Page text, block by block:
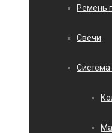
Ремень
Свечи
Система